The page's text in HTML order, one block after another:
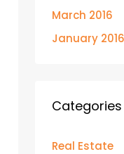
March 2016
January 2016
Categories
Real Estate